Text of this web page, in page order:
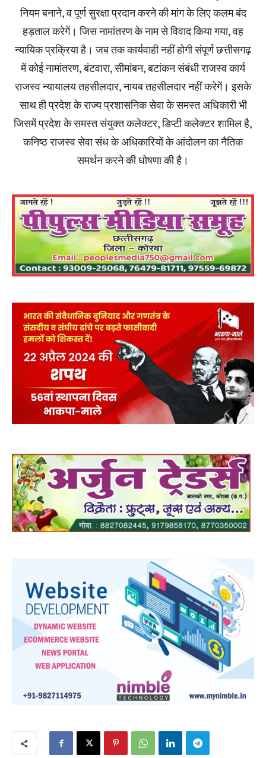
नियम बनाने, व पूर्ण सुरक्षा प्रदान करने की मांग के लिए कलम बंद
हड़ताल करेगें। जिस नामांतरण के नाम से विवाद किया गया, वह
न्यायिक प्रक्रिया है। जब तक कार्यवाही नहीं होगी संपूर्ण छत्तीसगढ़
में कोई नामांतरण, बंटवारा, सीमांबन, बटांकन संबंधी राजस्व कार्य
राजस्व न्यायालय तहसीलदार, नायब तहसीलदार नहीं करेगें। इसके
साथ ही प्रदेश के राज्य प्रशासनिक सेवा के समस्त अधिकारी भी
जिसमें प्रदेश के समस्त संयुक्त कलेक्टर, डिप्टी कलेक्टर शामिल है,
कनिष्ठ राजस्व सेवा संध के अधिकारियों के आंदोलन का नैतिक
समर्थन करने की धोषणा की है।